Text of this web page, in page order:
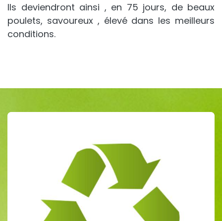
Ils deviendront ainsi , en 75 jours, de beaux
poulets, savoureux , élevé dans les meilleurs
conditions.